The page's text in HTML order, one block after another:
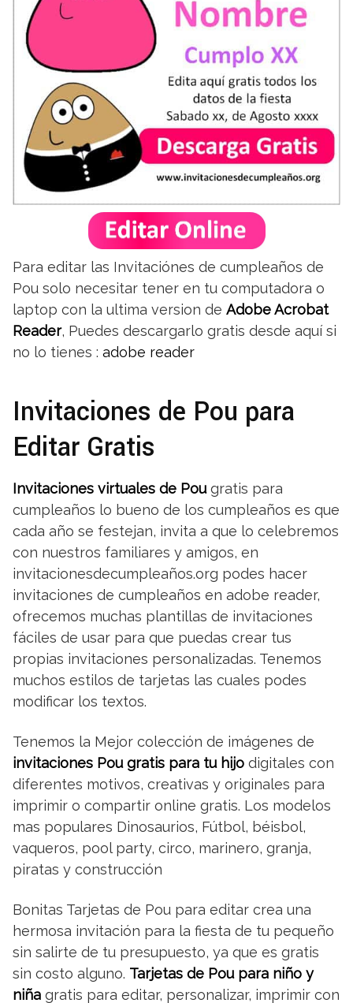
Para editar las Invitaciónes de cumpleaños de
Pou solo necesitar tener en tu computadora o
laptop con la ultima version de Adobe Acrobat
Reader, Puedes descargarlo gratis desde aquí si
no lo tienes : adobe reader
Invitaciones de Pou para
Editar Gratis
Invitaciones virtuales de Pougratis para
cumpleaños lo bueno de los cumpleaños es que
cada año se festejan, invita a que lo celebremos
con nuestros familiares y amigos, en
invitacionesdecumpleaños.org podes hacer
invitaciones de cumpleaños en adobe reader,
ofrecemos muchas plantillas de invitaciones
fáciles de usar para que puedas crear tus
propias invitaciones personalizadas. Tenemos
muchos estilos de tarjetas las cuales podes
modificar los textos.
Tenemos la Mejor colección de imágenes de
invitaciones Pou gratis para tu hijo digitales con
diferentes motivos, creativas y originales para
imprimir o compartir online gratis. Los modelos
mas populares Dinosaurios, Fútbol, béisbol,
vaqueros, pool party, circo, marinero, granja,
piratas y construcción
Bonitas Tarjetas de Pou para editar crea una
hermosa invitación para la fiesta de tu pequeño
sin salirte de tu presupuesto, ya que es gratis
sin costo alguno. Tarjetas de Pou para niño y
niña gratis para editar, personalizar, imprimir con